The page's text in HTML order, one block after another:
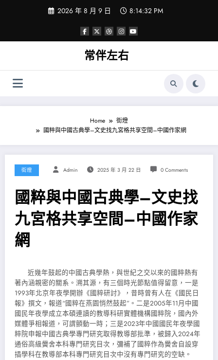
2026 年 8 月 9 日 8:14:33 PM
常伴左右
Home
街燈
國粹與中國古典學–文史找九宮格共享空間–中國作家網
街燈 Admin 2025 年 3 月 22 日 0 Comments
國粹與中國古典學–文史找
九宮格共享空間–中國作家
網
近幾年鼓起的中國古典學熱，與世紀之交以來的國粹熱有
著內涵親密的關系。溯其源，有三個時光節點值得留意，一是
1993年北京年夜學開辦《國粹研討》，昔時曾有人在《國民日
報》撰文，報道“國粹在燕園悄然鼓起”。二是2005年11月中國
國民年夜學成立本碩連讀的教導科研實體機構國粹院，國內外
媒體爭相報道，可謂顫動一時；三是2023年中國國民年夜學國
粹院申報中國古典學專門研究取得教導部批準，被歸入2024年
通俗高級黌舍本科專門研究目次，彌補了國粹作為黌舍自設穿
插學科在教導部本科專門研究目次中沒有專門研究的空缺。